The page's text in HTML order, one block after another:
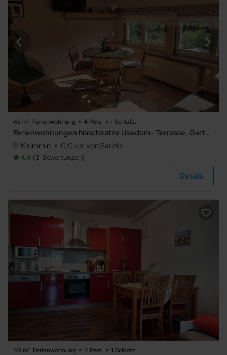
45 m² Ferienwohnung 4 Pers. 1 Schlafz.
Ferienwohnungen Naschkatze Usedom- Terrasse, Garten & Ruhe - Ferienwohnung 1
Krummin
0,0 km von Sauzin
4,4 3 Bewertungen
Details
40 m² Ferienwohnung 4 Pers. 1 Schlafz.